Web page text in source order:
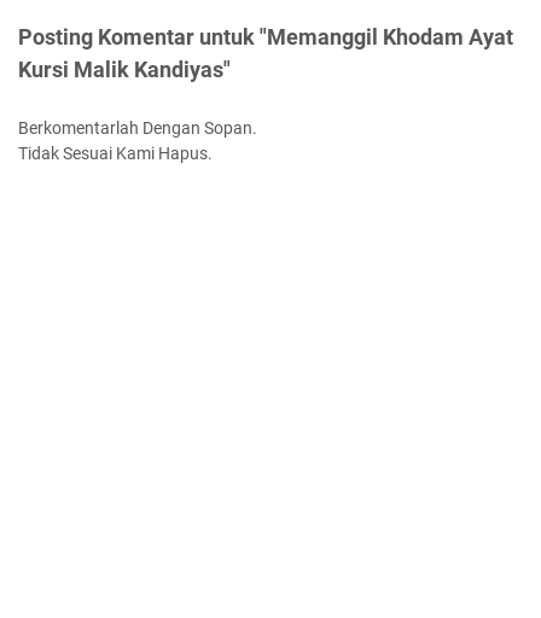
Posting Komentar untuk "Memanggil Khodam Ayat
Kursi Malik Kandiyas"
Berkomentarlah Dengan Sopan.
Tidak Sesuai Kami Hapus.